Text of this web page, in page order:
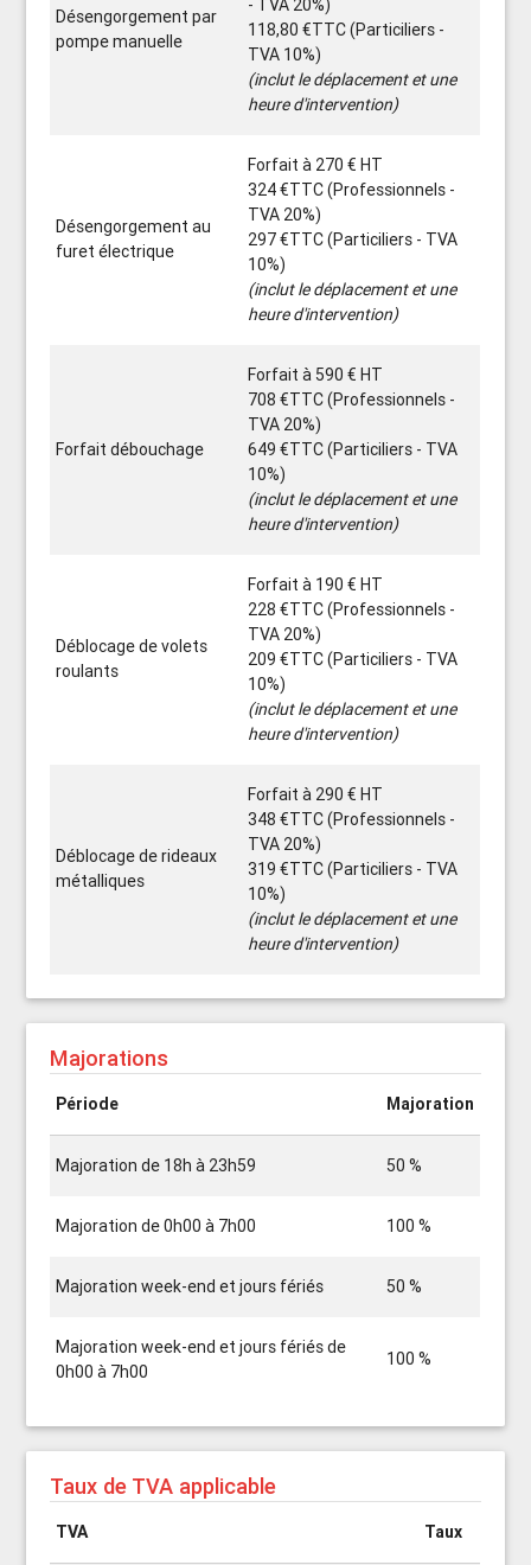
Désengorgement par
pompe manuelle
- TVA 20%)
118,80 €TTC (Particiliers -
TVA 10%)
(inclut le déplacement et une
heure d'intervention)
Désengorgement au
furet électrique
Forfait à 270 € HT
324 €TTC (Professionnels -
TVA 20%)
297 €TTC (Particiliers - TVA
10%)
(inclut le déplacement et une
heure d'intervention)
Forfait débouchage
Forfait à 590 € HT
708 €TTC (Professionnels -
TVA 20%)
649 €TTC (Particiliers - TVA
10%)
(inclut le déplacement et une
heure d'intervention)
Déblocage de volets
roulants
Forfait à 190 € HT
228 €TTC (Professionnels -
TVA 20%)
209 €TTC (Particiliers - TVA
10%)
(inclut le déplacement et une
heure d'intervention)
Déblocage de rideaux
métalliques
Forfait à 290 € HT
348 €TTC (Professionnels -
TVA 20%)
319 €TTC (Particiliers - TVA
10%)
(inclut le déplacement et une
heure d'intervention)
Majorations
Période Majoration
Majoration de 18h à 23h59 50 %
Majoration de 0h00 à 7h00 100 %
Majoration week-end et jours fériés 50 %
Majoration week-end et jours fériés de
0h00 à 7h00
100 %
Taux de TVA applicable
TVA Taux